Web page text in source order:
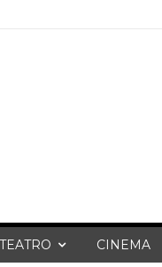
TEATRO CINEMA